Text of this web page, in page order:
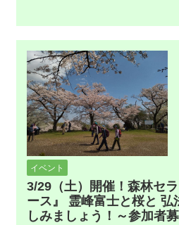
イベント
3/29（土）開催！森林セ
ース』 霊峰富士と桜と 弘
しみましょう！～参加者募